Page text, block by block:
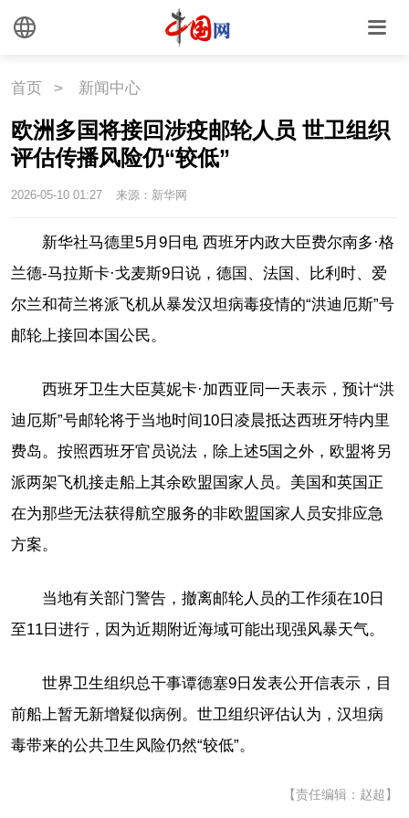
民藏
中国瓷
国情
国情
海洋 草原 湾区
联盟 心理 老年
首页 > 新闻中心
欧洲多国将接回涉疫邮轮人员 世卫组织
评估传播风险仍“较低”
2026-05-10 01:27 来源：新华网
新华社马德里5月9日电 西班牙内政大臣费尔南多·格
兰德-马拉斯卡·戈麦斯9日说，德国、法国、比利时、爱
尔兰和荷兰将派飞机从暴发汉坦病毒疫情的“洪迪厄斯”号
邮轮上接回本国公民。
西班牙卫生大臣莫妮卡·加西亚同一天表示，预计“洪
迪厄斯”号邮轮将于当地时间10日凌晨抵达西班牙特内里
费岛。按照西班牙官员说法，除上述5国之外，欧盟将另
派两架飞机接走船上其余欧盟国家人员。美国和英国正
在为那些无法获得航空服务的非欧盟国家人员安排应急
方案。
当地有关部门警告，撤离邮轮人员的工作须在10日
至11日进行，因为近期附近海域可能出现强风暴天气。
世界卫生组织总干事谭德塞9日发表公开信表示，目
前船上暂无新增疑似病例。世卫组织评估认为，汉坦病
毒带来的公共卫生风险仍然“较低”。
【责任编辑：赵超】